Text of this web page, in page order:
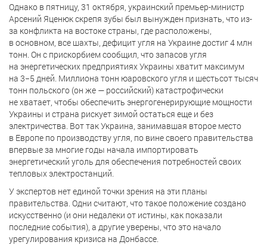
Однако в пятницу, 31 октября, украинский премьер-министр
Арсений Яценюк скрепя зубы был вынужден признать, что из-
за конфликта на востоке страны, где расположены,
в основном, все шахты, дефицит угля на Украине достиг 4 млн
тонн. Он с прискорбием сообщил, что запасов угля
на энергетических предприятиях Украины хватит максимум
на 3−5 дней. Миллиона тонн юаровского угля и шестьсот тысяч
тонн польского (он же — российский) катастрофически
не хватает, чтобы обеспечить энергогенерирующие мощности
Украины и страна рискует зимой остаться еще и без
электричества. Вот такУкраина, занимавшая второе место
в Европе по производству угля, по вине своего правительства
впервые за многие годы начала импортировать
энергетический уголь для обеспечения потребностей своих
тепловых электростанций.
У экспертов нет единой точки зрения на эти планы
правительства. Одни считают, что такое положение создано
искусственно (и они недалеки от истины, как показали
последние события), а другие уверены, что это начало
урегулирования кризиса на Донбассе.